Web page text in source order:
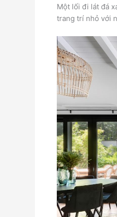
Một lối đi lát đá
trang trí nhỏ với